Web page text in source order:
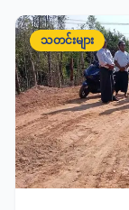
ကျော်စွာထွန်း၊
ခဲ့ကြောင်း သတ
သတင်းများ